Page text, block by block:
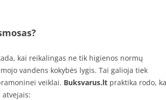
kai reikalingas ne tik higienos normų
vandens kokybės lygis. Tai galioja tiek
veiklai. Buksvarus.lt praktika rodo,